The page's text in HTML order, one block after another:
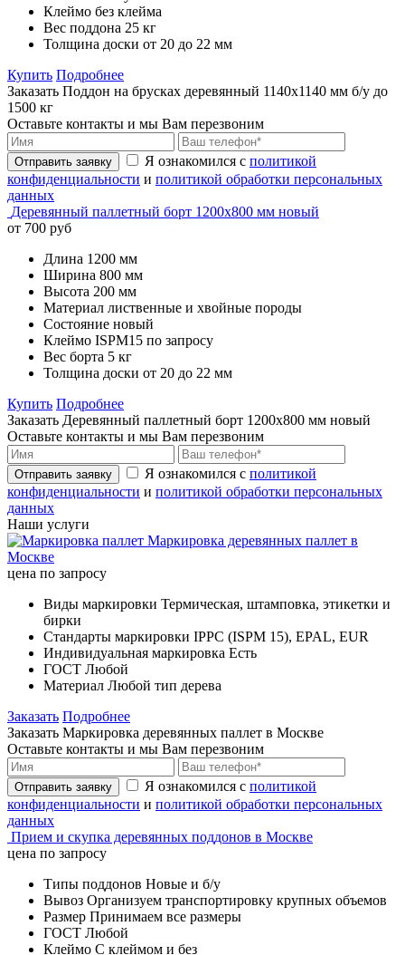
Клеймо без клейма
Вес поддона 25 кг
Толщина доски от 20 до 22 мм
Купить Подробнее
Заказать Поддон на брусках деревянный 1140х1140 мм б/у до
1500 кг
Оставьте контакты и мы Вам перезвоним
Отправить заявку Я ознакомился с политикой
конфиденциальности и политикой обработки персональных
данных
Деревянный паллетный борт 1200х800 мм новый
от 700 руб
Длина 1200 мм
Ширина 800 мм
Высота 200 мм
Материал лиственные и хвойные породы
Состояние новый
Клеймо ISPM15 по запросу
Вес борта 5 кг
Толщина доски от 20 до 22 мм
Купить Подробнее
Заказать Деревянный паллетный борт 1200х800 мм новый
Оставьте контакты и мы Вам перезвоним
Отправить заявку Я ознакомился с политикой
конфиденциальности и политикой обработки персональных
данных
Наши услуги
Маркировка деревянных паллет в
Москве
цена по запросу
Виды маркировки Термическая, штамповка, этикетки и
бирки
Стандарты маркировки IPPC (ISPM 15), EPAL, EUR
Индивидуальная маркировка Есть
ГОСТ Любой
Материал Любой тип дерева
Заказать Подробнее
Заказать Маркировка деревянных паллет в Москве
Оставьте контакты и мы Вам перезвоним
Отправить заявку Я ознакомился с политикой
конфиденциальности и политикой обработки персональных
данных
Прием и скупка деревянных поддонов в Москве
цена по запросу
Типы поддонов Новые и б/у
Вывоз Организуем транспортировку крупных объемов
Размер Принимаем все размеры
ГОСТ Любой
Клеймо С клеймом и без